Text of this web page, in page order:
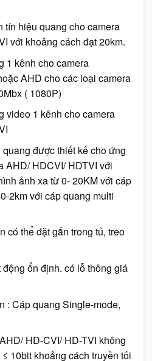
tín hiệu quang cho camera
với khoảng cách đạt 20km.
1 kênh cho camera
AHD cho các loại camera
( 1080P)
video 1 kênh cho camera
được thiết kế cho ứng
AHD/ HDCVI/ HDTVI với
ảnh xa từ 0- 20KM với cáp
2km với cáp quang multi
có thể đặt gắn trong tủ, treo
ổn định. có lỗ thông giá
: Cáp quang Single-mode,
HD-CVI/ HD-TVI không
10bit khoảng cách truyền tối